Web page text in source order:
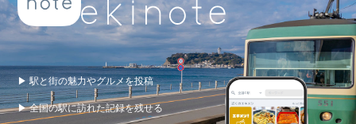
▶ 駅と街の魅力やグルメを投稿
▶ 全国の駅に訪れた記録を残せる